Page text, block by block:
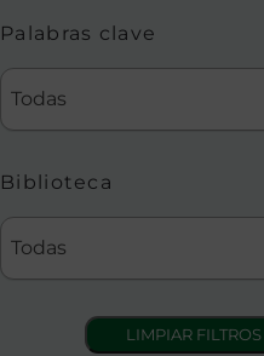
Palabras clave
Todas
Biblioteca
Todas